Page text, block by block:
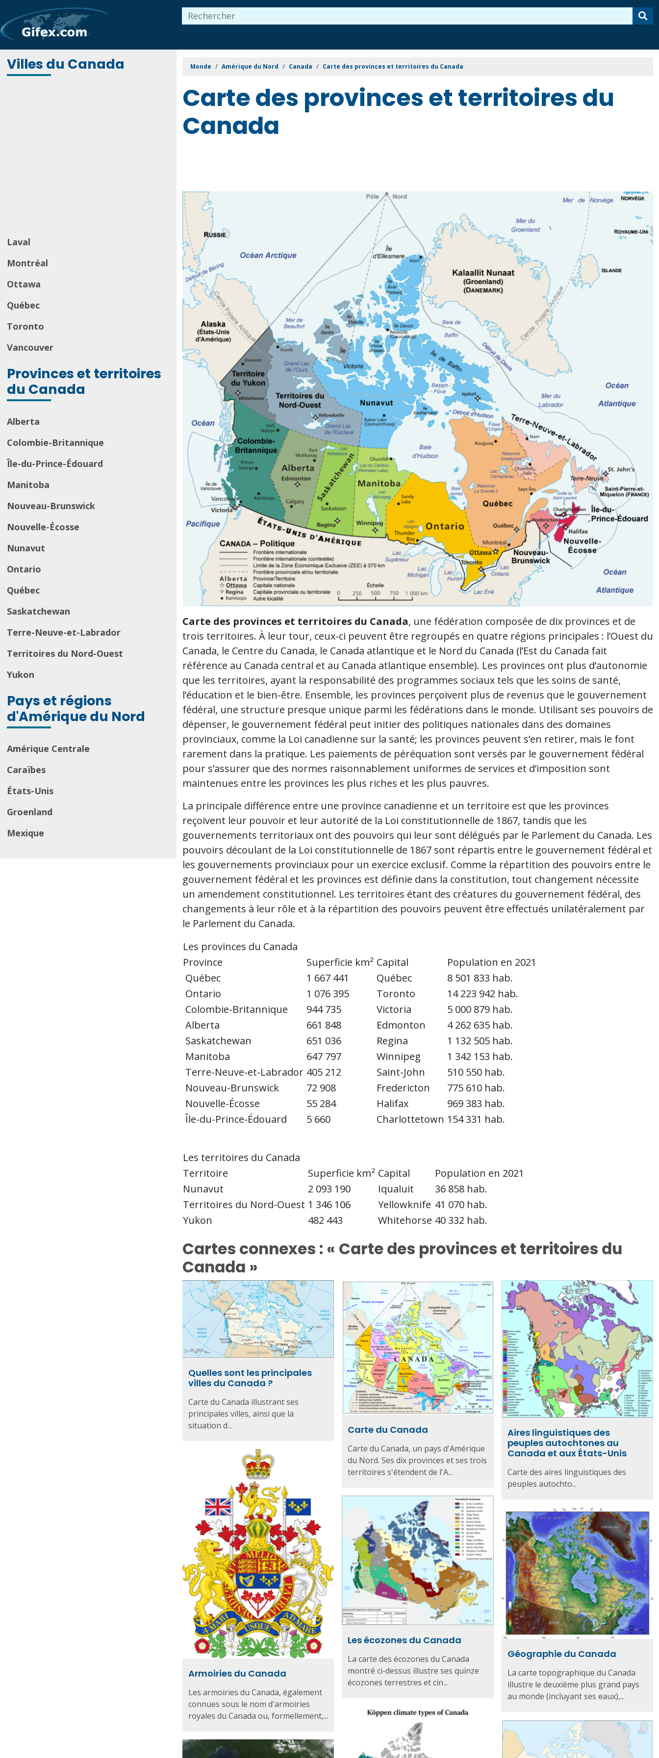
Villes du Canada
Laval
Montréal
Ottawa
Québec
Toronto
Vancouver
Provinces et territoires
du Canada
Alberta
Colombie-Britannique
Île-du-Prince-Édouard
Manitoba
Nouveau-Brunswick
Nouvelle-Écosse
Nunavut
Ontario
Québec
Saskatchewan
Terre-Neuve-et-Labrador
Territoires du Nord-Ouest
Yukon
Pays et régions
d'Amérique du Nord
Amérique Centrale
Caraïbes
États-Unis
Groenland
Mexique
Monde Amérique du Nord Canada Carte des provinces et territoires du Canada
Carte des provinces et territoires du
Canada
Carte des provinces et territoires du Canada, une fédération composée de dix provinces et de
trois territoires. À leur tour, ceux-ci peuvent être regroupés en quatre régions principales : l’Ouest du
Canada, le Centre du Canada, le Canada atlantique et le Nord du Canada (l’Est du Canada fait
référence au Canada central et au Canada atlantique ensemble). Les provinces ont plus d’autonomie
que les territoires, ayant la responsabilité des programmes sociaux tels que les soins de santé,
l’éducation et le bien-être. Ensemble, les provinces perçoivent plus de revenus que le gouvernement
fédéral, une structure presque unique parmi les fédérations dans le monde. Utilisant ses pouvoirs de
dépenser, le gouvernement fédéral peut initier des politiques nationales dans des domaines
provinciaux, comme la Loi canadienne sur la santé; les provinces peuvent s’en retirer, mais le font
rarement dans la pratique. Les paiements de péréquation sont versés par le gouvernement fédéral
pour s’assurer que des normes raisonnablement uniformes de services et d’imposition sont
maintenues entre les provinces les plus riches et les plus pauvres.
La principale différence entre une province canadienne et un territoire est que les provinces
reçoivent leur pouvoir et leur autorité de la Loi constitutionnelle de 1867, tandis que les
gouvernements territoriaux ont des pouvoirs qui leur sont délégués par le Parlement du Canada. Les
pouvoirs découlant de la Loi constitutionnelle de 1867 sont répartis entre le gouvernement fédéral et
les gouvernements provinciaux pour un exercice exclusif. Comme la répartition des pouvoirs entre le
gouvernement fédéral et les provinces est définie dans la constitution, tout changement nécessite
un amendement constitutionnel. Les territoires étant des créatures du gouvernement fédéral, des
changements à leur rôle et à la répartition des pouvoirs peuvent être effectués unilatéralement par
le Parlement du Canada.
Les provinces du Canada
Province
Superficie km² Capital
Population en 2021
Québec
1 667 441 Québec
8 501 833 hab.
Ontario
1 076 395 Toronto
14 223 942 hab.
Colombie-Britannique
944 735 Victoria
5 000 879 hab.
Alberta
661 848 Edmonton
4 262 635 hab.
Saskatchewan
651 036 Regina
1 132 505 hab.
Manitoba
647 797 Winnipeg
1 342 153 hab.
Terre-Neuve-et-Labrador 405 212 Saint-John
510 550 hab.
Nouveau-Brunswick
72 908 Fredericton
775 610 hab.
Nouvelle-Écosse
55 284 Halifax
969 383 hab.
Île-du-Prince-Édouard
5 660 Charlottetown 154 331 hab.
Les territoires du Canada
Territoire
Superficie km² Capital
Population en 2021
Nunavut
2 093 190 Iqualuit
36 858 hab.
Territoires du Nord-Ouest 1 346 106 Yellowknife 41 070 hab.
Yukon
482 443 Whitehorse 40 332 hab.
Cartes connexes : « Carte des provinces et territoires du
Canada »
Quelles sont les principales
villes du Canada ?
Carte du Canada illustrant ses
principales villes, ainsi que la
situation d...
Carte du Canada
Carte du Canada, un pays d'Amérique
du Nord. Ses dix provinces et ses trois
territoires s'étendent de l'A...
Aires linguistiques des
peuples autochtones au
Canada et aux États-Unis
Carte des aires linguistiques des
peuples autochto...
Armoiries du Canada
Les armoiries du Canada, également
connues sous le nom d'armoiries
royales du Canada ou, formellement,...
Les écozones du Canada
La carte des écozones du Canada
montré ci-dessus illustre ses quinze
écozones terrestres et cin...
Géographie du Canada
La carte topographique du Canada
illustre le deuxième plus grand pays
au monde (incluyant ses eaux),...